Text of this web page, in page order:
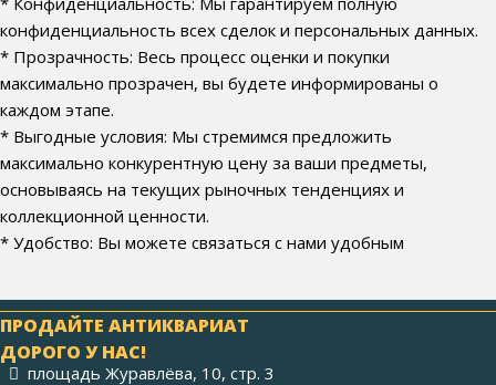
конфиденциальность всех сделок и персональных данных.
* Прозрачность: Весь процесс оценки и покупки
максимально прозрачен, вы будете информированы о
каждом этапе.
* Выгодные условия: Мы стремимся предложить
максимально конкурентную цену за ваши предметы,
основываясь на текущих рыночных тенденциях и
коллекционной ценности.
* Удобство: Вы можете связаться с нами удобным
ПРОДАЙТЕ АНТИКВАРИАТ
ДОРОГО У НАС!
площадь Журавлёва, 10, стр. 3